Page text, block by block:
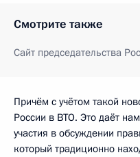
Смотрите также
Сайт председательства
Причём с учётом такой
России в ВТО. Это даёт
участия в обсуждении
который традиционно